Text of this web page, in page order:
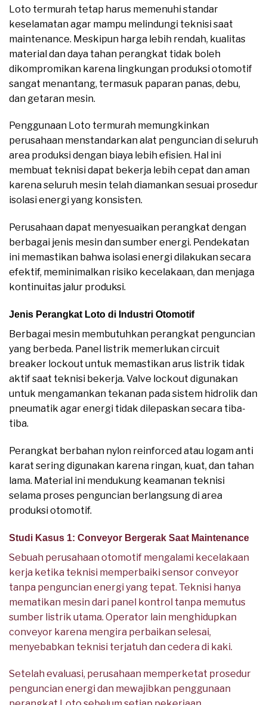
Loto termurah tetap harus memenuhi standar
keselamatan agar mampu melindungi teknisi saat
maintenance. Meskipun harga lebih rendah, kualitas
material dan daya tahan perangkat tidak boleh
dikompromikan karena lingkungan produksi otomotif
sangat menantang, termasuk paparan panas, debu,
dan getaran mesin.
Penggunaan Loto termurah memungkinkan
perusahaan menstandarkan alat penguncian di seluruh
area produksi dengan biaya lebih efisien. Hal ini
membuat teknisi dapat bekerja lebih cepat dan aman
karena seluruh mesin telah diamankan sesuai prosedur
isolasi energi yang konsisten.
Perusahaan dapat menyesuaikan perangkat dengan
berbagai jenis mesin dan sumber energi. Pendekatan
ini memastikan bahwa isolasi energi dilakukan secara
efektif, meminimalkan risiko kecelakaan, dan menjaga
kontinuitas jalur produksi.
Jenis Perangkat Loto di Industri Otomotif
Berbagai mesin membutuhkan perangkat penguncian
yang berbeda. Panel listrik memerlukan circuit
breaker lockout untuk memastikan arus listrik tidak
aktif saat teknisi bekerja. Valve lockout digunakan
untuk mengamankan tekanan pada sistem hidrolik dan
pneumatik agar energi tidak dilepaskan secara tiba-
tiba.
Perangkat berbahan nylon reinforced atau logam anti
karat sering digunakan karena ringan, kuat, dan tahan
lama. Material ini mendukung keamanan teknisi
selama proses penguncian berlangsung di area
produksi otomotif.
Studi Kasus 1: Conveyor Bergerak Saat Maintenance
Sebuah perusahaan otomotif mengalami kecelakaan
kerja ketika teknisi memperbaiki sensor conveyor
tanpa penguncian energi yang tepat. Teknisi hanya
mematikan mesin dari panel kontrol tanpa memutus
sumber listrik utama. Operator lain menghidupkan
conveyor karena mengira perbaikan selesai,
menyebabkan teknisi terjatuh dan cedera di kaki.
Setelah evaluasi, perusahaan memperketat prosedur
penguncian energi dan mewajibkan penggunaan